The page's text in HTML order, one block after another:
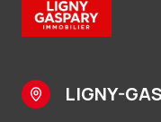
LIGNY-